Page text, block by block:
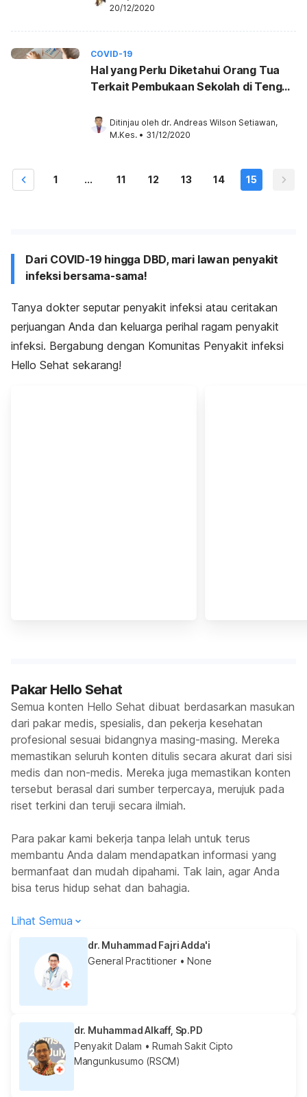
20/12/2020
COVID-19
Hal yang Perlu Diketahui Orang Tua
Terkait Pembukaan Sekolah di Tengah
Ditinjau oleh dr. Andreas Wilson Setiawan,
M.Kes. • 31/12/2020
1 ... 11 12 13 14 15
Dari COVID-19 hingga DBD, mari lawan penyakit
infeksi bersama-sama!
Tanya dokter seputar penyakit infeksi atau ceritakan
perjuangan Anda dan keluarga perihal ragam penyakit
infeksi. Bergabung dengan Komunitas Penyakit infeksi
Hello Sehat sekarang!
Pakar Hello Sehat
Semua konten Hello Sehat dibuat berdasarkan masukan
dari pakar medis, spesialis, dan pekerja kesehatan
profesional sesuai bidangnya masing-masing. Mereka
memastikan seluruh konten ditulis secara akurat dari sisi
medis dan non-medis. Mereka juga memastikan konten
tersebut berasal dari sumber terpercaya, merujuk pada
riset terkini dan teruji secara ilmiah.
Para pakar kami bekerja tanpa lelah untuk terus
membantu Anda dalam mendapatkan informasi yang
bermanfaat dan mudah dipahami. Tak lain, agar Anda
bisa terus hidup sehat dan bahagia.
Lihat Semua
dr. Muhammad Fajri Adda'i
General Practitioner • None
dr. Muhammad Alkaff, Sp.PD
Penyakit Dalam • Rumah Sakit Cipto
Mangunkusumo (RSCM)